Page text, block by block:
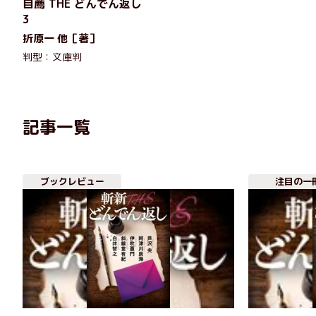
自薦 THE どんでん返し
3
折原一 他［著］
判型：文庫判
記事一覧
ブックレビュー 注目の一